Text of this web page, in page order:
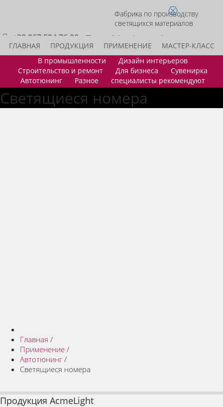
Фабрика по производству
светящихся материалов
+38 067 594 76 00 acmelight.sales@gmail.com
ГЛАВНАЯ ПРОДУКЦИЯ ПРИМЕНЕНИЕ МАСТЕР-КЛАСС
ИДЕИ ДЛЯ БИЗНЕСА СТАТЬ ДИЛЕРОМ КОНТАКТЫ
В промышленности
Дизайн интерьеров
Строительство и ремонт
Для бизнеса
Сувенирка
Автотюнинг
Разное специалисты рекомендуют
Светящиеся номера
Главная /
Применение /
Автотюнинг /
Светящиеся номера
Продукция AcmeLight